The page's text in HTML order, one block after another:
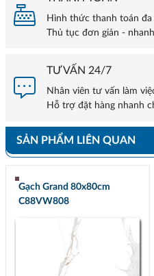
Hình thức thanh toán đa
Thủ tục đơn giản -
TƯ VẤN 24/7
Nhân viên tư vấn làm
Hỗ trợ đặt hàng nhanh
SẢN PHẨM LIÊN QUAN
Gạch Grand 80x80cm
C88VW808